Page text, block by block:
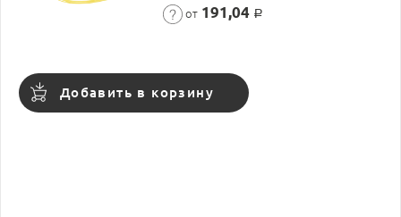
от 191,04 Р
Добавить в корзину